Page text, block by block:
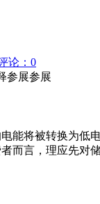
论：0
参展参展
能将被转换为低
而言，理应先对